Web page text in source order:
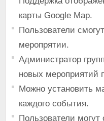
карты Google Map.
Пользователи
меропрятии.
Администратор
новых мероприятий
Можно установить
каждого события.
Пользователи